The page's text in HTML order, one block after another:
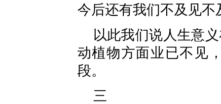
今后还有我们不及见
以此我们说人生意
动植物方面业已不见
段。
三